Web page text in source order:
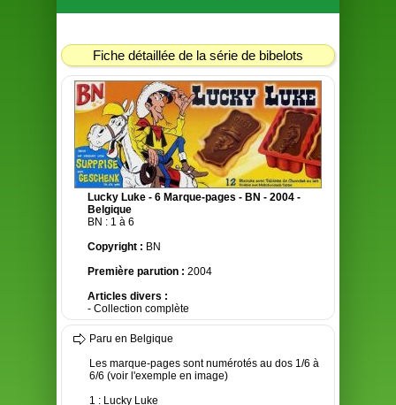
Fiche détaillée de la série de bibelots
Lucky Luke - 6 Marque-pages - BN - 2004 -
Belgique
BN : 1 à 6
Copyright : BN
Première parution : 2004
Articles divers :
- Collection complète
Paru en Belgique
Les marque-pages sont numérotés au dos 1/6 à
6/6 (voir l'exemple en image)
1 : Lucky Luke